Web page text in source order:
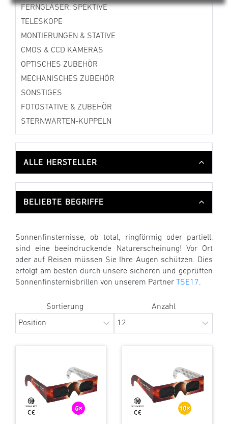
FERNGLÄSER, SPEKTIVE
TELESKOPE
MONTIERUNGEN & STATIVE
CMOS & CCD KAMERAS
OPTISCHES ZUBEHÖR
MECHANISCHES ZUBEHÖR
SONSTIGES
FOTOSTATIVE & ZUBEHÖR
STERNWARTEN-KUPPELN
ALLE HERSTELLER
BELIEBTE BEGRIFFE
Sonnenfinsternisse, ob total, ringförmig oder partiell,
sind eine beeindruckende Naturerscheinung! Vor Ort
oder auf Reisen müssen Sie Ihre Augen schützen. Dies
erfolgt am besten durch unsere sicheren und geprüften
Sonnenfinsternisbrillen von unserem Partner
TSE17.
Sortierung Anzahl